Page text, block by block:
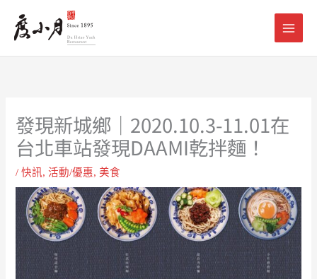
發現新城鄉｜2020.10.3-11.01在
台北車站發現DAAMI乾拌麵！
/快訊,活動/優惠,美食